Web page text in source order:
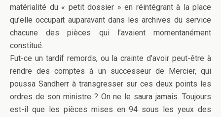
matérialité du « petit dossier » en réintégrant à la place
qu’elle occupait auparavant dans les archives du service
chacune des pièces qui l’avaient momentanément
constitué.
Fut-ce un tardif remords, ou la crainte d’avoir peut-être à
rendre des comptes à un successeur de Mercier, qui
poussa Sandherr à transgresser sur ces deux points les
ordres de son ministre ? On ne le saura jamais. Toujours
est-il que les pièces mises en 94 sous les yeux des